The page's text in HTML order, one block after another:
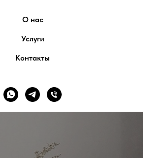
О нас
Услуги
Контакты